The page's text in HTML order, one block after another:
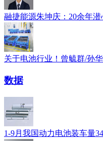
融捷能源朱坤庆：20余年
关于电池行业！曾毓群/孙
数据
1-9月我国动力电池装车量